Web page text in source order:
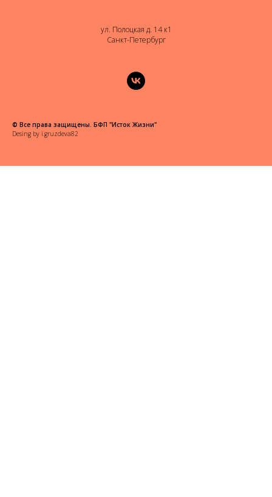
ул. Полоцкая д. 14 к1
Санкт-Петербург
© Все права защищены. БФП "Исток Жизни"
Desing by i.gruzdeva82